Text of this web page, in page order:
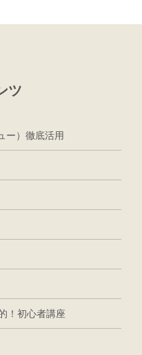
ツ
ー）徹底活用
！初心者講座